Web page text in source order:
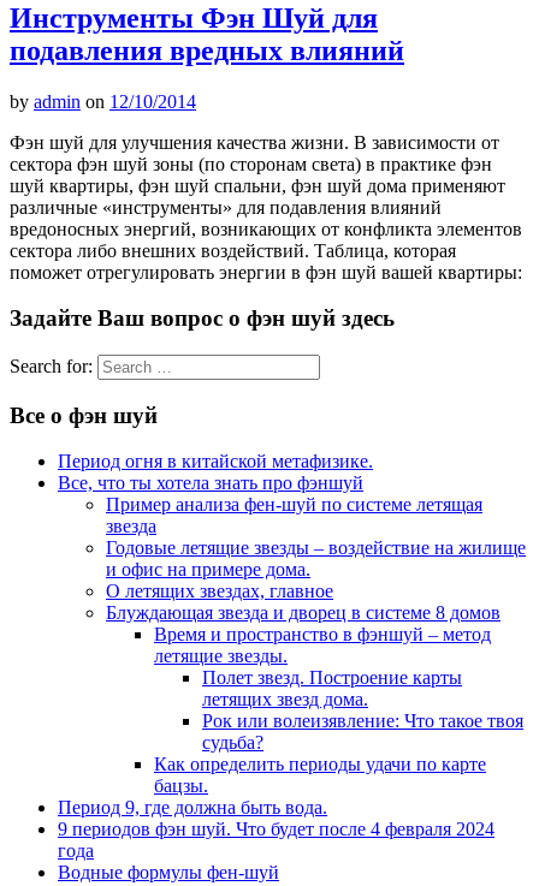
Инструменты Фэн Шуй для
подавления вредных влияний
by admin on 12/10/2014
Фэн шуй для улучшения качества жизни. В зависимости от
сектора фэн шуй зоны (по сторонам света) в практике фэн
шуй квартиры, фэн шуй спальни, фэн шуй дома применяют
различные «инструменты» для подавления влияний
вредоносных энергий, возникающих от конфликта элементов
сектора либо внешних воздействий. Таблица, которая
поможет отрегулировать энергии в фэн шуй вашей квартиры:
Задайте Ваш вопрос о фэн шуй здесь
Search for:
Все о фэн шуй
Период огня в китайской метафизике.
Все, что ты хотела знать про фэншуй
Пример анализа фен-шуй по системе летящая
звезда
Годовые летящие звезды – воздействие на жилище
и офис на примере дома.
О летящих звездах, главное
Блуждающая звезда и дворец в системе 8 домов
Время и пространство в фэншуй – метод
летящие звезды.
Полет звезд. Построение карты
летящих звезд дома.
Рок или волеизявление: Что такое твоя
судьба?
Как определить периоды удачи по карте
бацзы.
Период 9, где должна быть вода.
9 периодов фэн шуй. Что будет после 4 февраля 2024
года
Водные формулы фен-шуй